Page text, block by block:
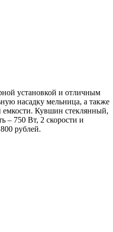
установкой и отличным
насадку мельница, а также
емкости. Кувшин стеклянный,
– 750 Вт, 2 скорости и
рублей.